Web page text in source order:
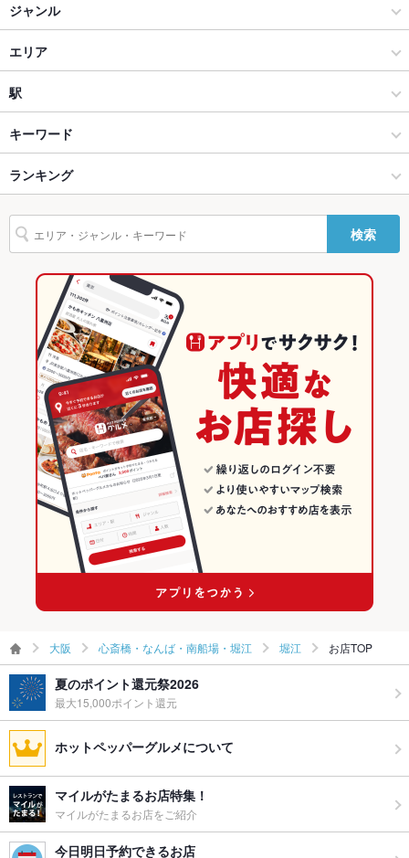
掘りごたつ なし ：ございません。
カウンター なし
ソファー なし
貸切
設備
Wi-Fi 未確認
バリアフリ
なし ：ございません。
駐車場 なし ：ございません。
その他設備 何かございましたら、ご連絡くださいませ。
その他
飲み放題 あり ：コースご注文時にご利用いただけます。
食べ放題 なし ：ございません。
カクテル充実、焼酎充実、日本酒充実、ワイン充実
お子様連れ歓迎 ：ファミリーでもご利用いただけます。
グパーティ
お問い合わせくださいませ。
備考 何かご不明点などございましたら、ご連絡くださいませ。
ジャンル
ダイニングバー・バル
スペインバル・イタリアンバール
心斎橋・なんば・南船場・堀江 × ダイニングバー・バル
心斎橋・なんば・南船場・堀江 × スペインバル・イタリアンバー
桜川駅 × ダイニングバー・バル
エリア
堀江
堀江 × ダイニングバー・バル
堀江 × スペインバル・イタリアンバール
大阪
大阪 × ダイニングバー・バル
大阪 × スペインバル・イタリアンバール
駅
桜川駅
西長堀駅
四ツ橋駅
キーワード
からあげ
ペペロンチーノ ピザ マルゲリータ アヒージョ
ランキング
大阪のグルメランキング
大阪のダイニングバー・バルランキング
大阪のスペインバル・イタリアンバールランキング
心斎橋・なんば・南船場・堀江のグルメランキング
心斎橋・なんば・南船場・堀江のダイニングバー・バルランキン
心斎橋・なんば・南船場・堀江のスペインバル・イタリアンバー
ルランキング
堀江のグルメランキング
検索
大阪 心斎橋・なんば・南船場・堀江 堀江 お店TOP
夏のポイント還元祭2026
最大15,000ポイント還元
ホットペッパーグルメについて
マイルがたまるお店特集！
マイルがたまるお店をご紹介
今日明日予約できるお店